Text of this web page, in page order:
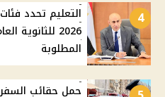
4
التعليم تحدد
2026
المطلوبة
حمل حقائب السفر